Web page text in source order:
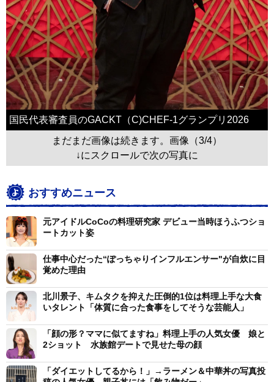
国民代表審査員のGACKT（C)CHEF-1グランプリ2026
まだまだ画像は続きます。画像（3/4）
↓にスクロールで次の写真に
おすすめニュース
元アイドルCoCoの料理研究家 デビュー当時ほうふつショ
ートカット姿
仕事中心だった“ぽっちゃりインフルエンサー"が自炊に目
覚めた理由
北川景子、キムタクを抑えた圧倒的1位は料理上手な大食
いタレント「体質に合った食事をしてそうな芸能人」
「顔の形？ママに似てますね」料理上手の人気女優 娘と
2ショット 水族館デートで見せた母の顔
「ダイエットしてるから！」→ラーメン＆中華丼の写真投